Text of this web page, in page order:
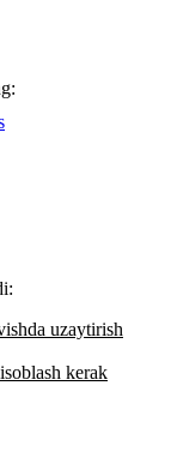
uzaytirish
kerak